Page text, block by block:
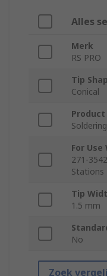
Alles
Merk
RS PRO
Tip
Conical
Product
For Use
271-
Stations
Tip
1.5 mm
No
Zoek